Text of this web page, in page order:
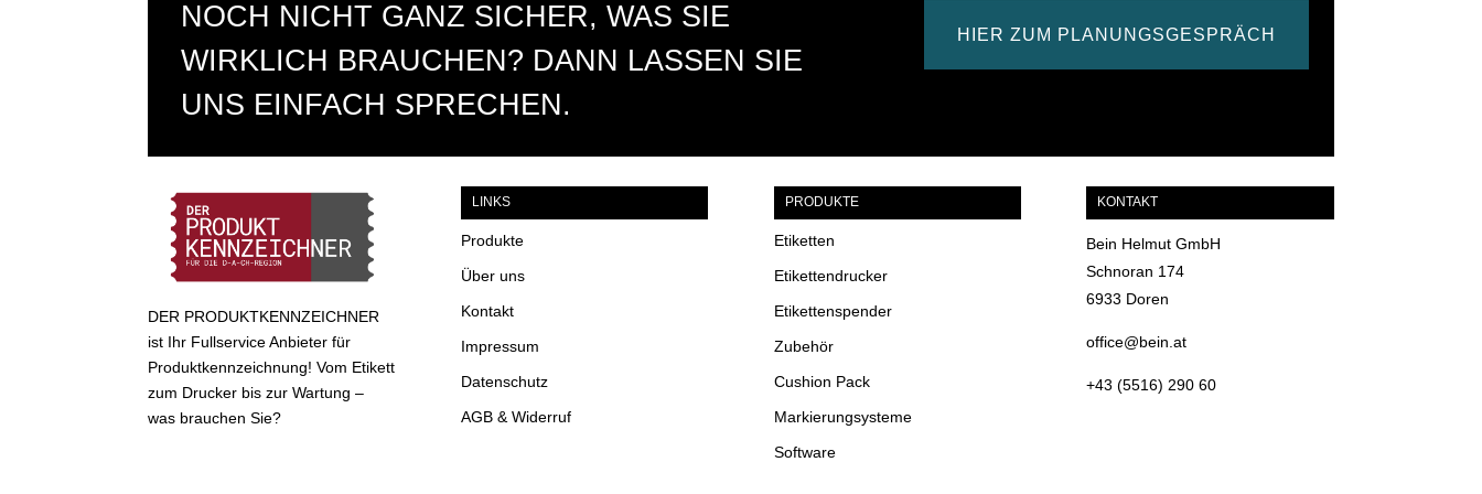
NOCH NICHT GANZ SICHER, WAS SIE
WIRKLICH BRAUCHEN? DANN LASSEN SIE
UNS EINFACH SPRECHEN.
HIER ZUM PLANUNGSGESPRÄCH
DER PRODUKTKENNZEICHNER
ist Ihr Fullservice Anbieter für
Produktkennzeichnung! Vom Etikett
zum Drucker bis zur Wartung –
was brauchen Sie?
LINKS
Produkte
Über uns
Kontakt
Impressum
Datenschutz
AGB & Widerruf
PRODUKTE
Etiketten
Etikettendrucker
Etikettenspender
Zubehör
Cushion Pack
Markierungsysteme
Software
KONTAKT
Bein Helmut GmbH
Schnoran 174
6933 Doren
office@bein.at
+43 (5516) 290 60